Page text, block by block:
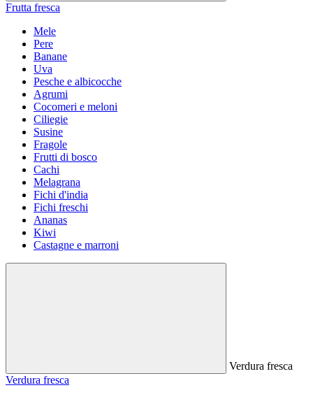
Frutta fresca
Mele
Pere
Banane
Uva
Pesche e albicocche
Agrumi
Cocomeri e meloni
Ciliegie
Susine
Fragole
Frutti di bosco
Cachi
Melagrana
Fichi d'india
Fichi freschi
Ananas
Kiwi
Castagne e marroni
Verdura fresca
Verdura fresca